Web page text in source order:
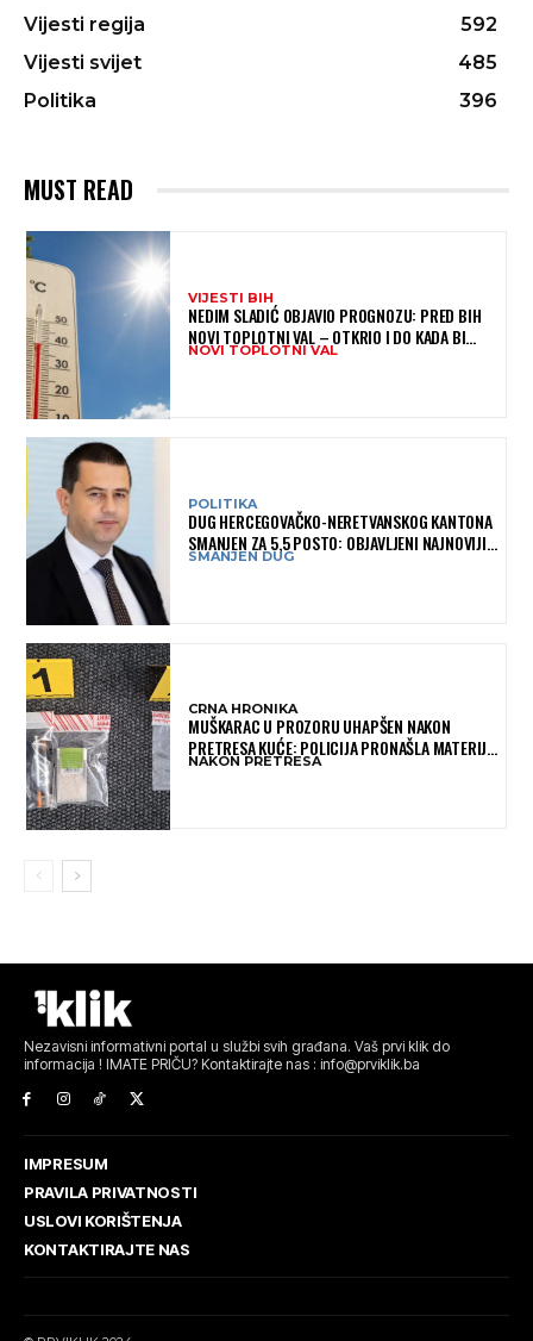
Vijesti regija
592
Vijesti svijet
485
Politika
396
MUST READ
VIJESTI BIH
NEDIM SLADIĆ OBJAVIO PROGNOZU: PRED BIH
NOVI TOPLOTNI VAL – OTKRIO I DO KADA BI
MOGAO TRAJATI
NOVI TOPLOTNI VAL
POLITIKA
DUG HERCEGOVAČKO-NERETVANSKOG KANTONA
SMANJEN ZA 5,5 POSTO: OBJAVLJENI NAJNOVIJI
PODACI MINISTARSTVA FINANSIJA
SMANJEN DUG
CRNA HRONIKA
MUŠKARAC U PROZORU UHAPŠEN NAKON
PRETRESA KUĆE: POLICIJA PRONAŠLA MATERIJU
KOJA ASOCIRA NA HEROIN I PRIBOR ZA
NAKON PRETRESA
Nezavisni informativni portal u službi svih građana. Vaš prvi klik do
informacija ! IMATE PRIČU? Kontaktirajte nas : info@prviklik.ba
IMPRESUM
PRAVILA PRIVATNOSTI
USLOVI KORIŠTENJA
KONTAKTIRAJTE NAS